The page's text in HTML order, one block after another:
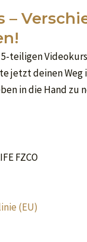
–
teiligen
jetzt deinen Weg
in die Hand zu
FZCO
(EU)